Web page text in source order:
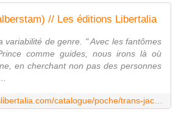
// Les éditions Libertalia
variabilité de genre. " Avec les fantômes
comme guides, nous irons là où
en cherchant non pas des personnes